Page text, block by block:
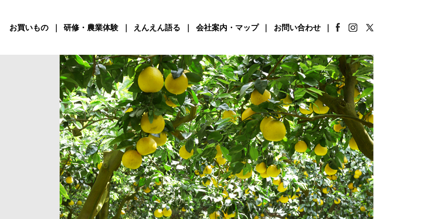
お買いもの 研修・農業体験 えんえん語る 会社案内・マップ お問い合わせ